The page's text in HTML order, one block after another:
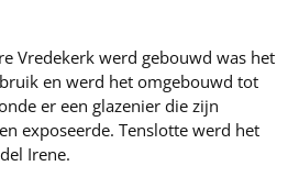
Vredekerk werd gebouwd was het
en werd het omgebouwd tot
er een glazenier die zijn
exposeerde. Tenslotte werd het
Irene.